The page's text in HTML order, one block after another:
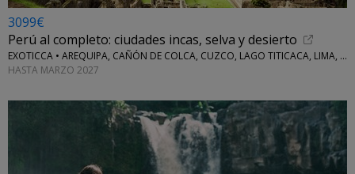
3099€
Perú al completo: ciudades incas, selva y desierto
EXOTICCA • AREQUIPA, CAÑÓN DE COLCA, CUZCO, LAGO TITICACA, LIMA, MACHU PICCHU, NAZCA Y VALLE SAGRADO
HASTA MARZO 2027